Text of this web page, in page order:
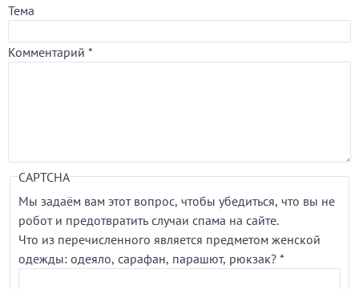
Тема
Комментарий *
CAPTCHA
Мы задаём вам этот вопрос, чтобы убедиться, что вы не
робот и предотвратить случаи спама на сайте.
Что из перечисленного является предметом женской
одежды: одеяло, сарафан, парашют, рюкзак? *